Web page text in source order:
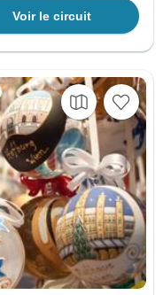
Voir le circuit